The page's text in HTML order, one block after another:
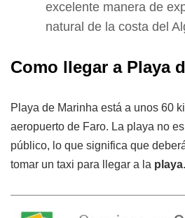
excelente manera de
natural de la costa del
Como llegar a Playa
Playa de Marinha está a unos 60
aeropuerto de Faro. La playa no
público, lo que significa que
tomar un taxi para llegar a la playa.